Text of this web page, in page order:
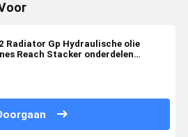
Radiator Gp Hydraulische olie
Reach Stacker onderdelen